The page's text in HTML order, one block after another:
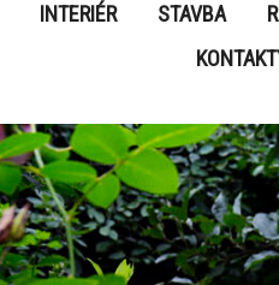
INTERIÉR STAVBA